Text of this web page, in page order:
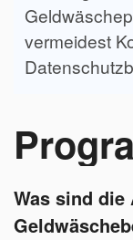
vermeidest
Was sind die